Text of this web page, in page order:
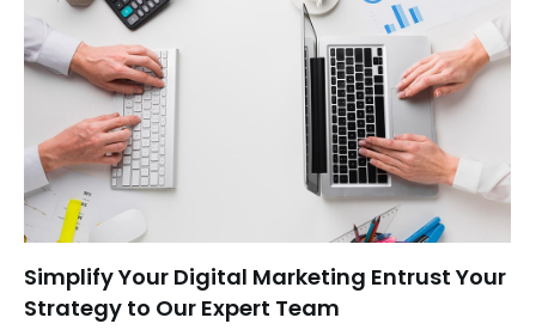
Simplify Your Digital Marketing Entrust Your
Strategy to Our Expert Team